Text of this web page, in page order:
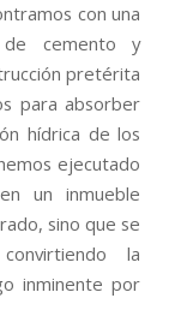
con una
de cemento y
pretérita
para absorber
hídrica de los
ejecutado
un inmueble
sino que se
la
inminente por